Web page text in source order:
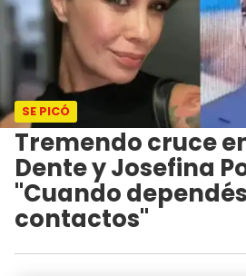
SE PICÓ
Tremendo cruce
Dente y Josefina
"Cuando
contactos"